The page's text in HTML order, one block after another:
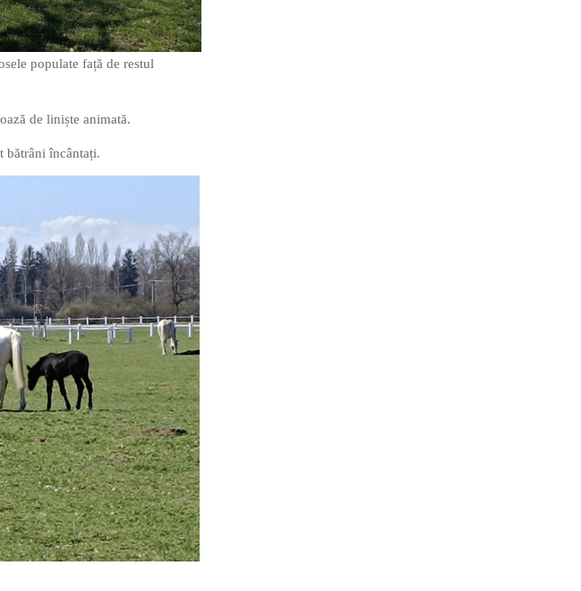
populate față de restul
de liniște animată.
bătrâni încântați.